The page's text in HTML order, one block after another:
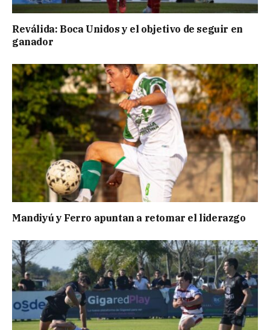
Reválida: Boca Unidos y el objetivo de seguir en
ganador
Mandiyú y Ferro apuntan a retomar el liderazgo